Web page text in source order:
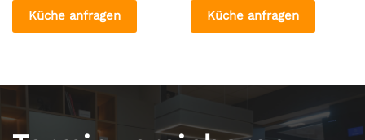
Küche anfragen Küche anfragen